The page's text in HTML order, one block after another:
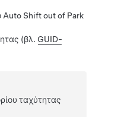
Auto Shift out of Park
(βλ. GUID-
ταχύτητας